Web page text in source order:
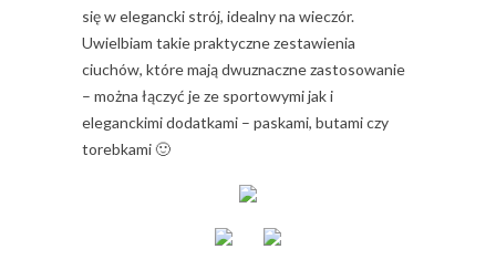
się w elegancki strój, idealny na wieczór.
Uwielbiam takie praktyczne zestawienia
ciuchów, które mają dwuznaczne zastosowanie
– można łączyć je ze sportowymi jak i
eleganckimi dodatkami – paskami, butami czy
torebkami 🙂